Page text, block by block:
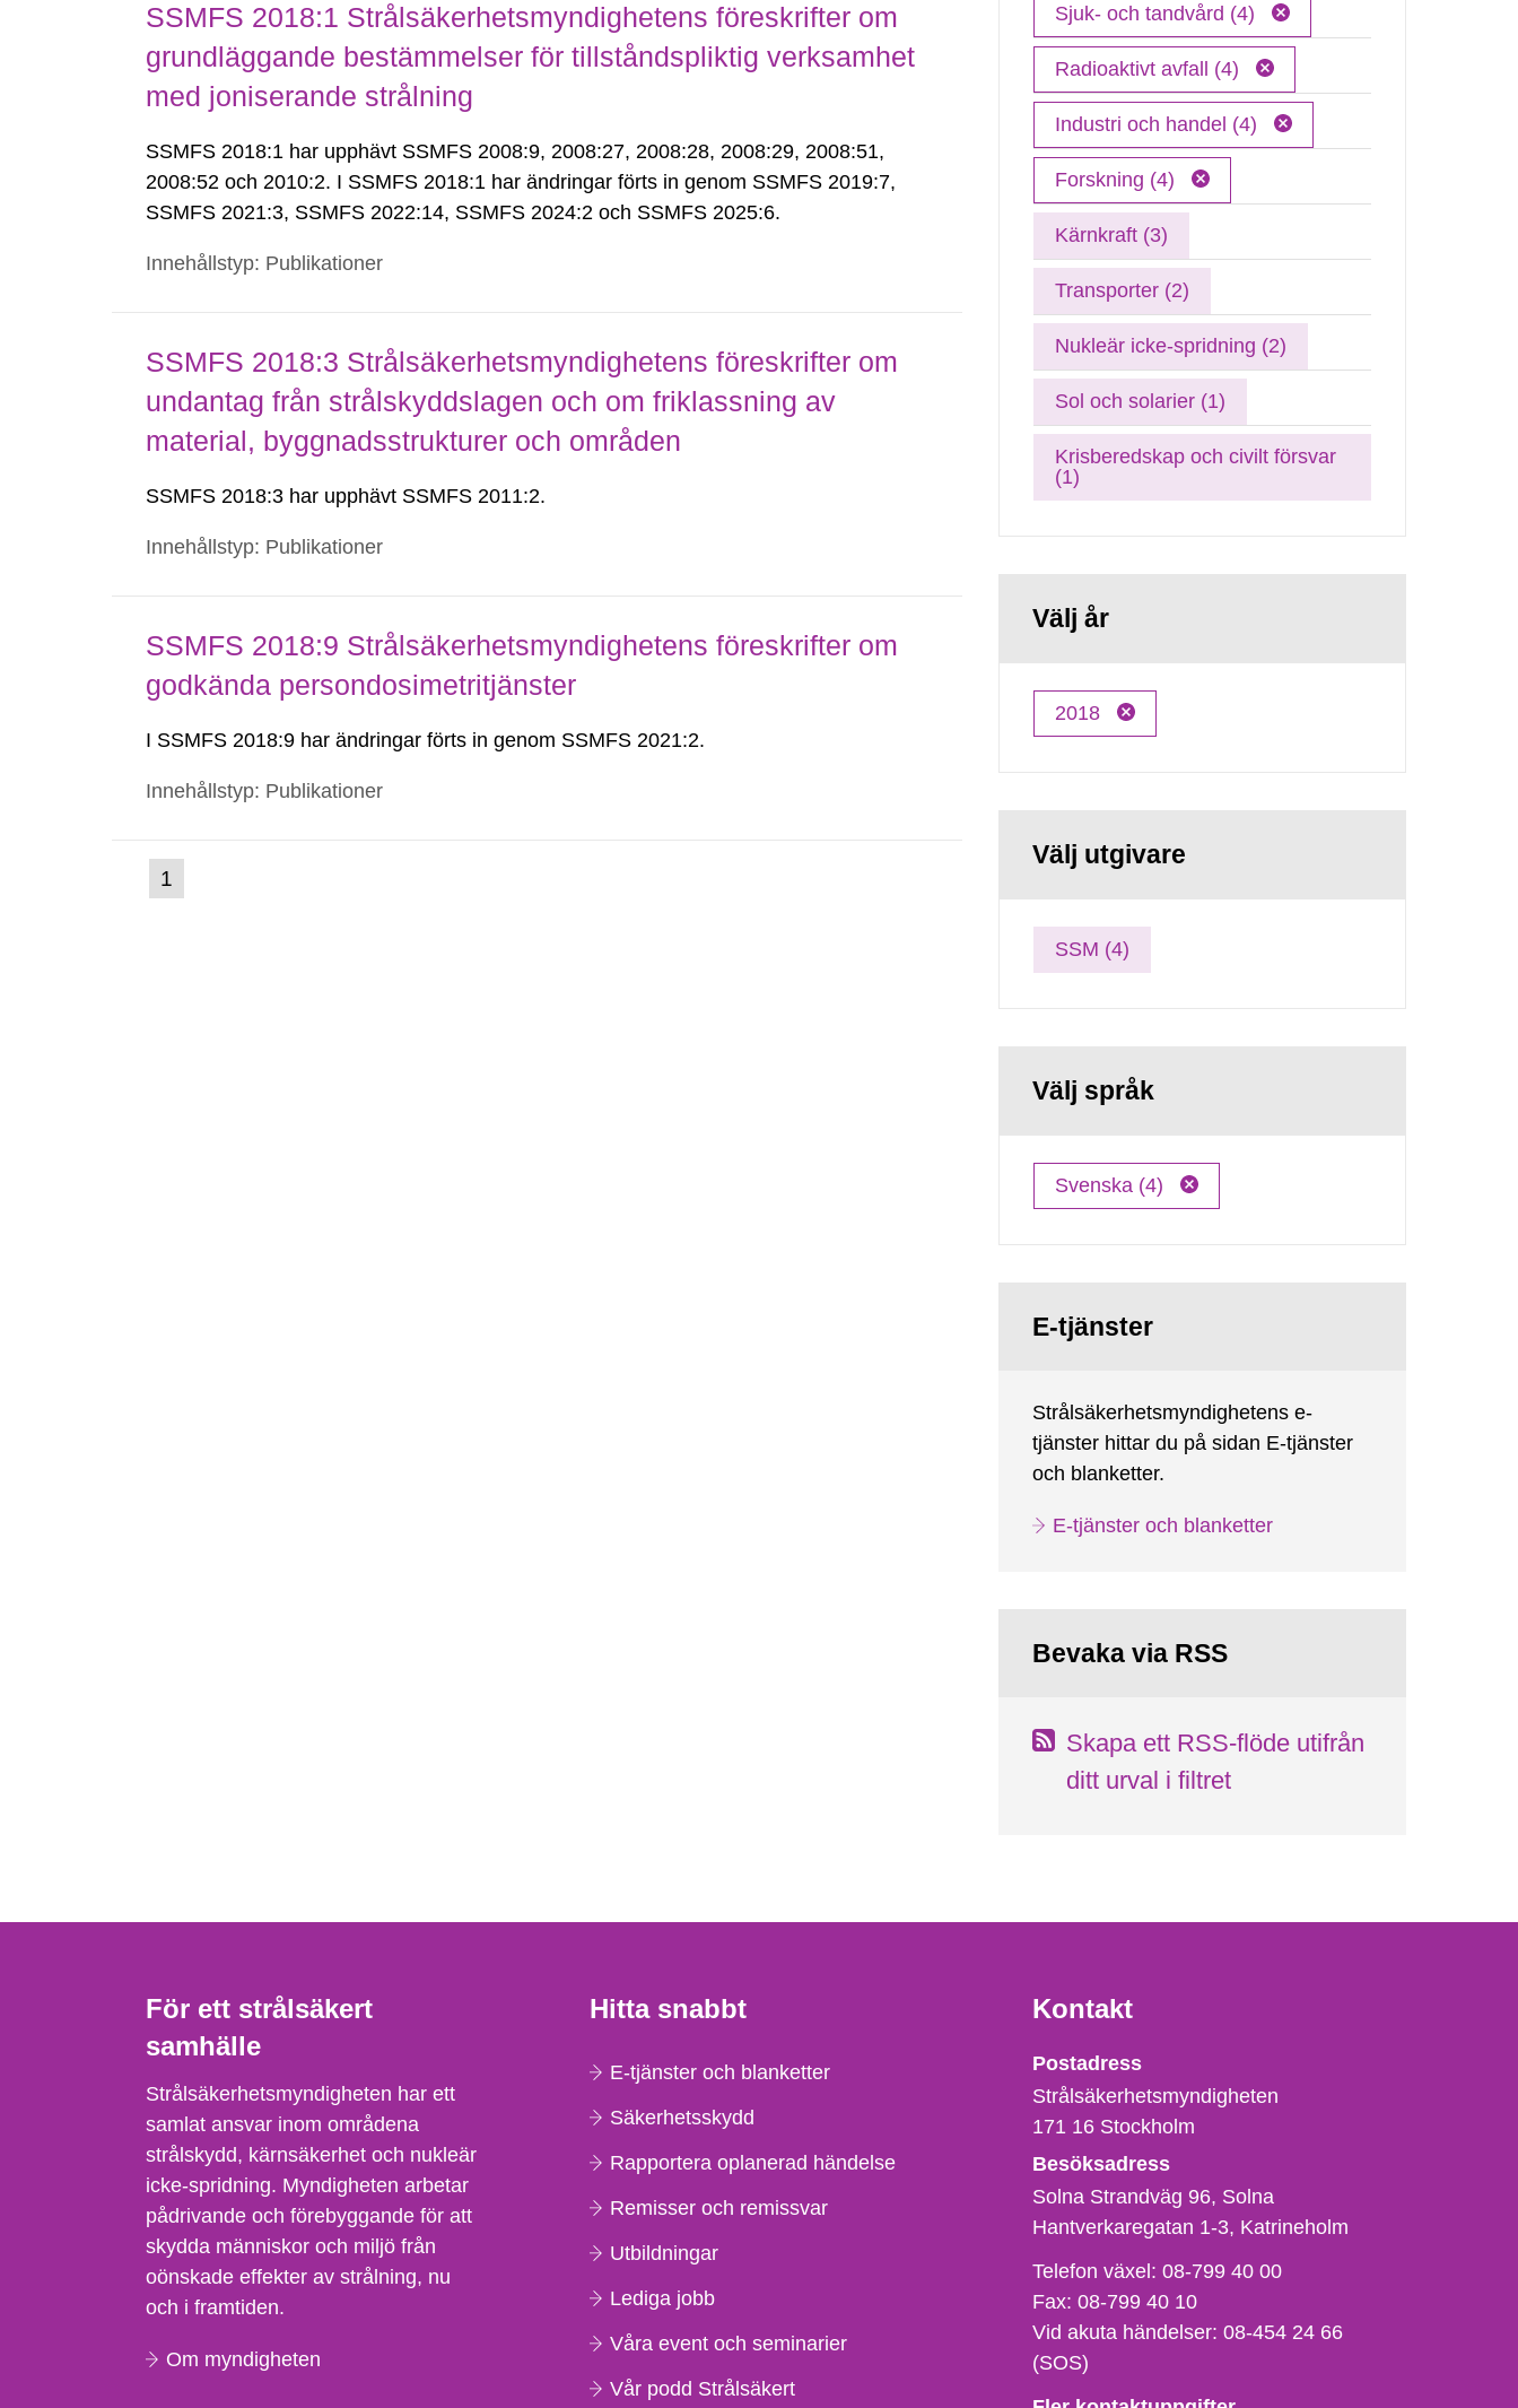
SSMFS 2018:1 Strålsäkerhetsmyndighetens föreskrifter om
grundläggande bestämmelser för tillståndspliktig verksamhet
med joniserande strålning
SSMFS 2018:1 har upphävt SSMFS 2008:9, 2008:27, 2008:28, 2008:29, 2008:51,
2008:52 och 2010:2. I SSMFS 2018:1 har ändringar förts in genom SSMFS 2019:7,
SSMFS 2021:3, SSMFS 2022:14, SSMFS 2024:2 och SSMFS 2025:6.
Innehållstyp: Publikationer
SSMFS 2018:3 Strålsäkerhetsmyndighetens föreskrifter om
undantag från strålskyddslagen och om friklassning av
material, byggnadsstrukturer och områden
SSMFS 2018:3 har upphävt SSMFS 2011:2.
Innehållstyp: Publikationer
SSMFS 2018:9 Strålsäkerhetsmyndighetens föreskrifter om
godkända persondosimetritjänster
I SSMFS 2018:9 har ändringar förts in genom SSMFS 2021:2.
Innehållstyp: Publikationer
Gå
till
1
Sjuk- och tandvård (4)
Radioaktivt avfall (4)
Industri och handel (4)
Forskning (4)
Kärnkraft (3)
Transporter (2)
Nukleär icke-spridning (2)
Sol och solarier (1)
Krisberedskap och civilt försvar
(1)
Välj år
2018
Välj utgivare
SSM (4)
Välj språk
Svenska (4)
E-tjänster
Strålsäkerhetsmyndighetens e-
tjänster hittar du på sidan E-tjänster
och blanketter.
E-tjänster och blanketter
Bevaka via RSS
Skapa ett RSS-flöde utifrån
ditt urval i filtret
För ett strålsäkert
samhälle
Strålsäkerhetsmyndigheten har ett
samlat ansvar inom områdena
strålskydd, kärnsäkerhet och nukleär
icke-spridning. Myndigheten arbetar
pådrivande och förebyggande för att
skydda människor och miljö från
oönskade effekter av strålning, nu
och i framtiden.
Om myndigheten
Hitta snabbt
E-tjänster och blanketter
Säkerhetsskydd
Rapportera oplanerad händelse
Remisser och remissvar
Utbildningar
Lediga jobb
Våra event och seminarier
Vår podd Strålsäkert
Kontakt
Strålsäkerhetsmyndigheten
Postadress
Strålsäkerhetsmyndigheten
171 16 Stockholm
Besöksadress
Solna Strandväg 96, Solna
Hantverkaregatan 1-3 Katrineholm
Telefon,
fax
och
e-
Telefon växel:08-799 40 00
Fax:08-799 40 10
Vid akuta händelser:08-454 24 66
(SOS)